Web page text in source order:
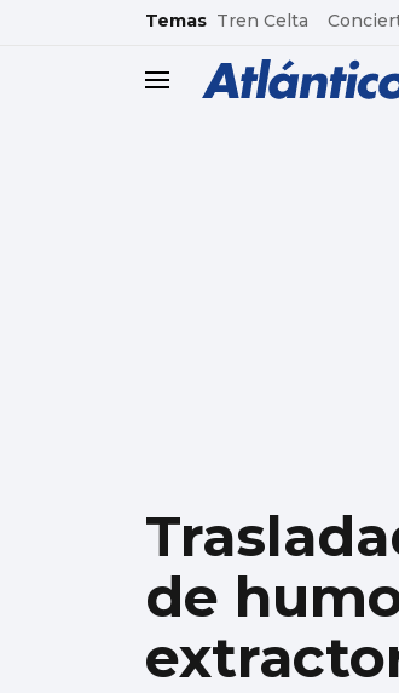
common.go-to-content
Temas Tren Celta
header.menu.open
de